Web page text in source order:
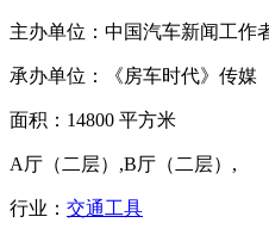
主办单位：中国汽车新闻工作
承办单位：《房车时代》传媒
面积：14800 平方米
A厅（二层）,B厅（二层）,
行业： 交通工具